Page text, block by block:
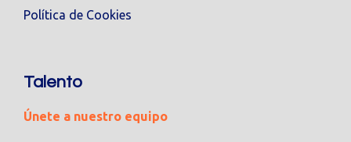
Política de Cookies
Talento
Únete a nuestro equipo